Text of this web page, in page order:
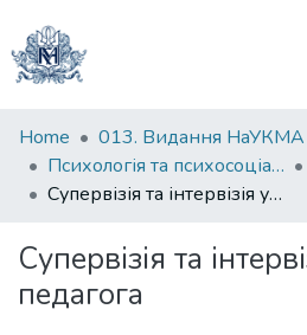
Communities
&
Collections
Statistics
Home
013. Видання НаУКМА
Психологія та психосоціальні інтервенції
Супервізія та інтервізія у роботі педагога
Супервізія та
педагога